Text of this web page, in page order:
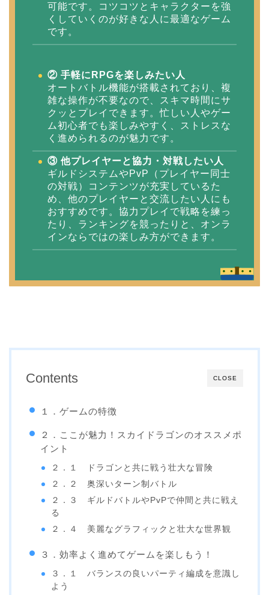
可能です。コツコツとキャラクターを強
くしていくのが好きな人に最適なゲーム
です。
② 手軽にRPGを楽しみたい人
オートバトル機能が搭載されており、複
雑な操作が不要なので、スキマ時間にサ
クッとプレイできます。忙しい人やゲー
ム初心者でも楽しみやすく、ストレスな
く進められるのが魅力です。
③ 他プレイヤーと協力・対戦したい人
ギルドシステムやPvP（プレイヤー同士
の対戦）コンテンツが充実しているた
め、他のプレイヤーと交流したい人にも
おすすめです。協力プレイで戦略を練っ
たり、ランキングを競ったりと、オンラ
インならではの楽しみ方ができます。
CLOSE
Contents
１．ゲームの特徴
２．ここが魅力！スカイドラゴンのオススメポ
イント
２．１ ドラゴンと共に戦う壮大な冒険
２．２ 奥深いターン制バトル
２．３ ギルドバトルやPvPで仲間と共に戦え
る
２．４ 美麗なグラフィックと壮大な世界観
３．効率よく進めてゲームを楽しもう！
３．１ バランスの良いパーティ編成を意識し
よう